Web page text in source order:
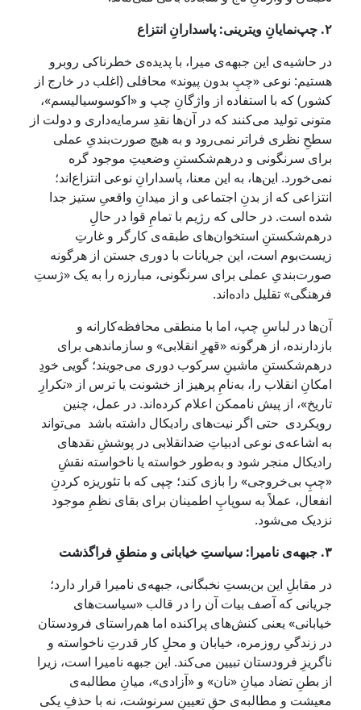
در حاشیه‌ی این جبهه‌ی میرا، با پدیده‌ی خطرناکی روبرو
هستیم: نوعی «چپِ بدون پیوند» محافلی (اغلب در خارج از
کشور) که با استفاده از واژگانِ چپ و «اکوسوسیالیسم»،
متونی تولید می‌کنند که در آن‌ها نقدِ سرمایه‌داری و دولت از
سطحِ نظری فراتر نمی‌رود و به هیچ صورت‌بندیِ عملی
برای سرنگونی و درهم‌شکستنِ وضعیتِ موجود گره
نمی‌خورد. این‌ها، به این معنا، پاسدارانِ نوعی انتزاع‌اند؛
انتزاعی که از بدنِ اجتماعی و از میدانِ واقعیِ ستیز جدا
شده است. در حالی که رژیم با تمامِ قوا در حالِ
درهم‌شکستنِ استخوان‌های طبقه‌ی کارگر و غارتِ
زیست‌بوم است، این جریانات با دوری جستن از هرگونه
صورت‌بندیِ عملی برای سرنگونی، مبارزه را به یک «ژستِ
فرهنگی» تقلیل داده‌اند.
آن‌ها در لباسِ چپ، اما با منطقی محافظه‌کارانه و
بازدارنده، از هرگونه «قهرِ انقلابی» و سازماندهی برای
درهم‌شکستنِ ماشینِ سرکوب دوری می‌جویند؛ گویی خودِ
امکانِ انقلاب را، به‌نامِ پرهیز از خشونت یا ترس از «تکرارِ
تاریخ»، از پیش ناممکن اعلام کرده‌اند. در عمل، چنین
رویکردی حتی اگر نیت‌های رادیکال داشته باشد می‌تواند
به اشاعه‌ی نوعی ادبیاتِ ضدانقلابی در پوششِ نقدهای
رادیکال منجر شود و به‌طور خواسته یا ناخواسته نقشِ
«چپِ بی‌خروجی» را بازی کند؛ چپی که با تئوریزه کردنِ
انفعال، عملاً به سوپاپِ اطمینان برای بقای نظمِ موجود
نزدیک می‌شود.
در مقابلِ این بن‌بستِ نخبگانی، جبهه‌ی نامیرا قرار دارد؛
جریانی که آصف بیات آن را در قالب «سیاست‌های
خیابانی» یعنی کنش‌های پراکنده اما هم‌راستای فرودستان
در زندگیِ روزمره، خیابان و محلِ کار قدرتِ ناخواسته و
ناگریزِ فرودستان تبیین می‌کند. این جبهه نامیرا است، زیرا
از بطنِ تضاد میانِ «نان» و «آزادی»، میانِ مطالبه‌ی
معیشت و مطالبه‌ی حقِ تعیینِ سرنوشت، نه با حذفِ یکی